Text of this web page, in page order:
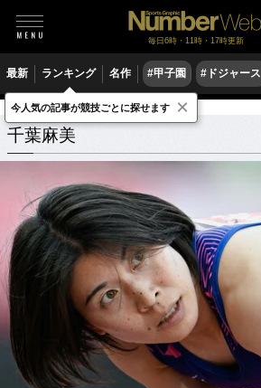
毎日6時・11時・17時更新
最新 ランキング 名作 #甲子園 #ドジャース
千葉麻美 関連記事
千葉麻美
今人気の記事が競技ごとに探せます ×